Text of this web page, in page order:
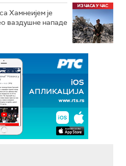
Хамнеијем је
ваздушне нападе